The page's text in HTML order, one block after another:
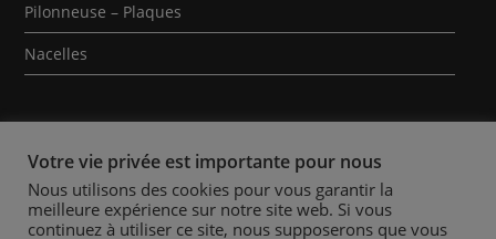
Pilonneuse – Plaques
Nacelles
Qui sommes-nous ? Contact Mentions Légales
Votre vie privée est importante pour nous
Nous utilisons des cookies pour vous garantir la
meilleure expérience sur notre site web. Si vous
continuez à utiliser ce site, nous supposerons que vous